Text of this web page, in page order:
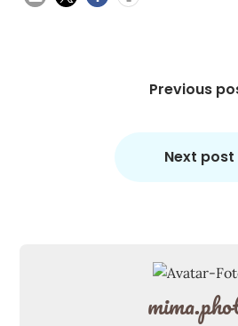
Previous
Next post